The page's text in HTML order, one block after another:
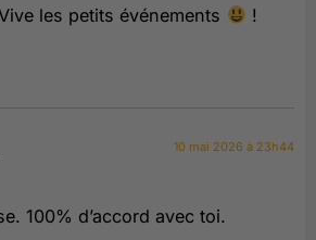
les petits événements !
10 mai 2026 à 23h44
100% d’accord avec toi.